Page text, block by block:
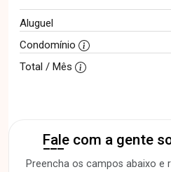
Aluguel
Condomínio
Total / Mês
Fale com a gente
Preencha os campos abaixo